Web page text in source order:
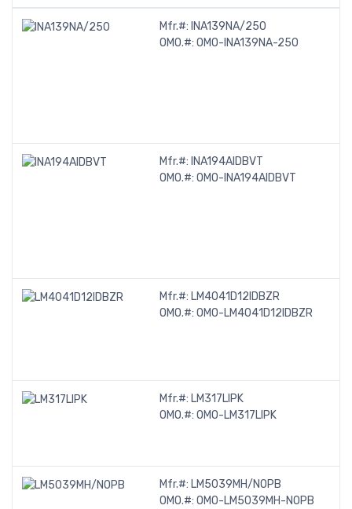
Mfr.#: INA139NA/250
OMO.#: OMO-INA139NA-250
Mfr.#: INA194AIDBVT
OMO.#: OMO-INA194AIDBVT
Mfr.#: LM4041D12IDBZR
OMO.#: OMO-LM4041D12IDBZR
Mfr.#: LM317LIPK
OMO.#: OMO-LM317LIPK
Mfr.#: LM5039MH/NOPB
OMO.#: OMO-LM5039MH-NOPB